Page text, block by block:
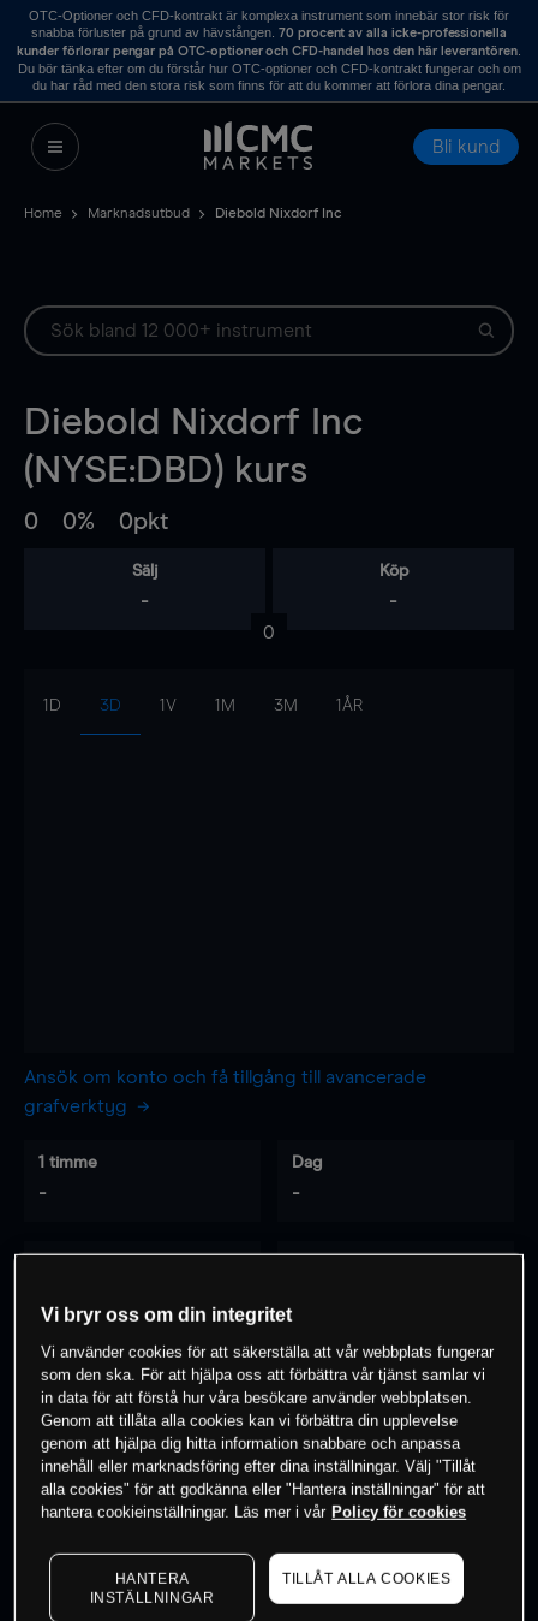
OTC-Optioner och CFD-kontrakt är komplexa instrument som innebär stor risk för
snabba förluster på grund av hävstången. 70 procent av alla icke-professionella
kunder förlorar pengar på OTC-optioner och CFD-handel hos den här leverantören.
Du bör tänka efter om du förstår hur OTC-optioner och CFD-kontrakt fungerar och om
du har råd med den stora risk som finns för att du kommer att förlora dina pengar.
Bli kund
Home Marknadsutbud Diebold Nixdorf Inc
Diebold Nixdorf Inc
(NYSE:DBD) kurs
0 0% 0pkt
Sälj
-
Köp
-
0
1D 3D 1V 1M 3M 1ÅR
Ansök om konto och få tillgång till avancerade
grafverktyg
1 timme
-
Dag
-
0% av kunderna har en position i detta
instrument
Börja handla
Vi bryr oss om din integritet
Vi använder cookies för att säkerställa att vår webbplats fungerar
som den ska. För att hjälpa oss att förbättra vår tjänst samlar vi
in data för att förstå hur våra besökare använder webbplatsen.
Genom att tillåta alla cookies kan vi förbättra din upplevelse
genom att hjälpa dig hitta information snabbare och anpassa
innehåll eller marknadsföring efter dina inställningar. Välj "Tillåt
alla cookies" för att godkänna eller "Hantera inställningar" för att
hantera cookieinställningar. Läs mer i vår Policy för cookies
HANTERA
INSTÄLLNINGAR
TILLÅT ALLA COOKIES